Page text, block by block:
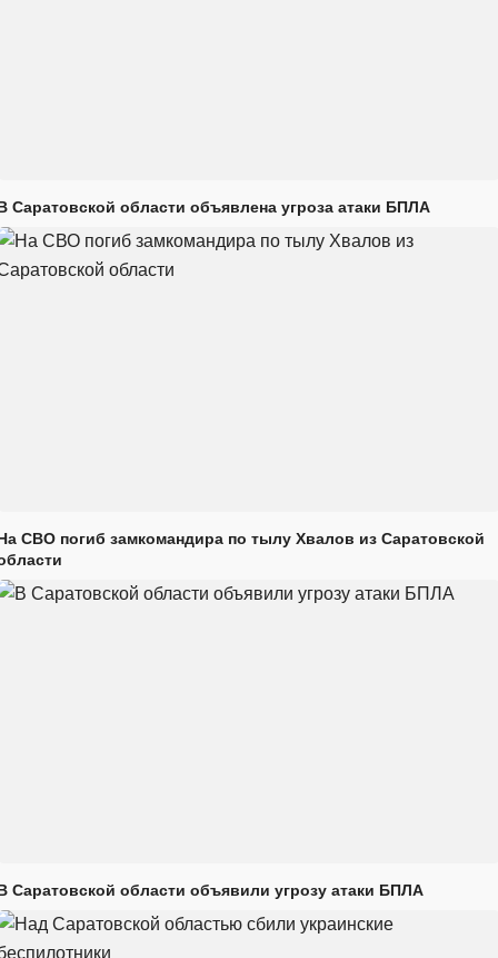
Саратовской области объявлена угроза атаки БПЛА
СВО погиб замкомандира по тылу Хвалов из Саратовской
Саратовской области объявили угрозу атаки БПЛА